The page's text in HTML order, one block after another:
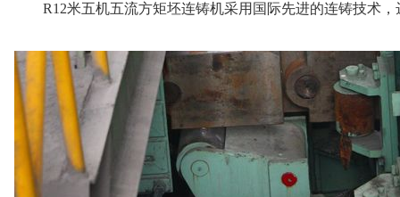
R12米五机五流方矩坯连铸机采用国际先进的连铸技术，